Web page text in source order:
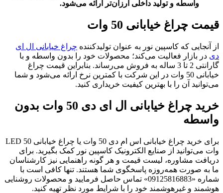
واسطه و تولید داخلی ارزان‌تر ارائه می‌شود.
قیمت چراغ خیابانی 50 وات
از آنجایی که کاسپین نور به عنوان تولیدکننده چراغ خیابانی ال ای
دی در بازار فعالیت می‌کند؛ محصولات خود را بدون واسطه و با
گارانتی 2 تا 3 ساله به فروش می‌رساند. بنابراین قیمت چراغ
خیابانی 50 وات در این شرکت با کمترین نرخ ارائه می‌شود و شما
می‌توانید آن را با بهترین کیفیت خریداری کنید.
خرید چراغ خیابانی ال ای دی 50 وات بدون
واسطه
برای خرید چراغ خیابانی اس ام دی 50 وات یا چراغ خیابانی LED 50
وات می‌توانید از صنایع الکترونیک کاسپین نور کمک بگیرید. برای
دریافت مشاوره، لیست قیمت و هر گونه راهنمایی نیز کارشناسان
ما به صورت همه‌روزه پاسخگوی شما هستند. تنها کافی است با
شماره «09125816883» تماس حاصل فرمایید و محصولات روشنایی
هوشمند و غیرهوشمند خود را با شرایط مورد نظر تهیه کنید.